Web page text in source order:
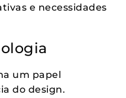
e necessidades
um papel
do design.